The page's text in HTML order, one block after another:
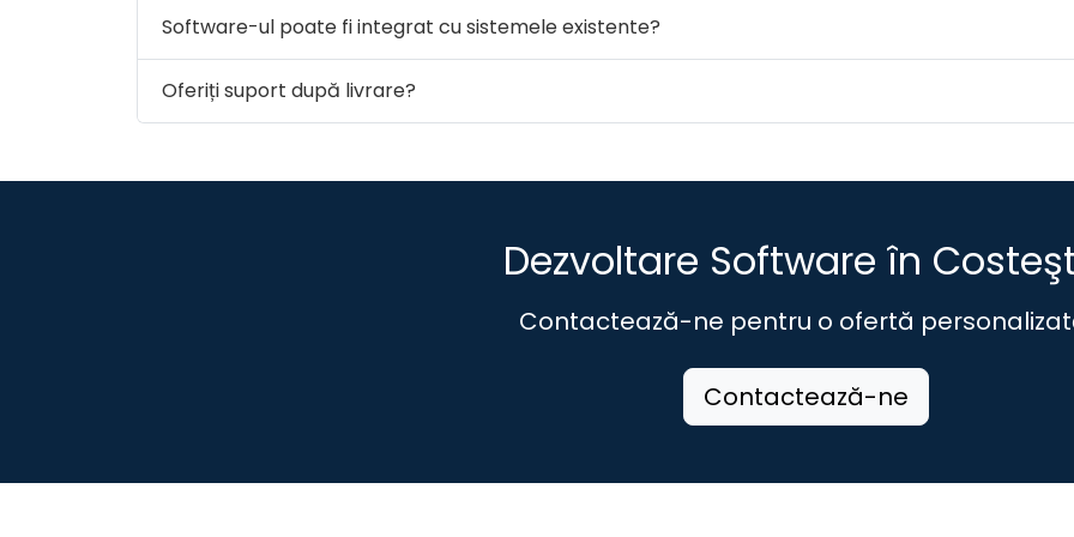
Software-ul poate fi integrat cu sistemele existente?
Oferiți suport după livrare?
Dezvoltare Software în
Contactează-ne pentru o ofertă
Contactează-ne